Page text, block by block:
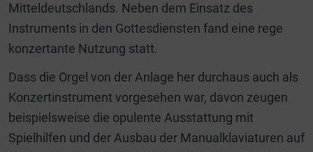
Mitteldeutschlands. Neben dem Einsatz des
Instruments in den Gottesdiensten fand eine rege
konzertante Nutzung statt.
Dass die Orgel von der Anlage her durchaus auch als
Konzertinstrument vorgesehen war, davon zeugen
beispielsweise die opulente Ausstattung mit
Spielhilfen und der Ausbau der Manualklaviaturen auf